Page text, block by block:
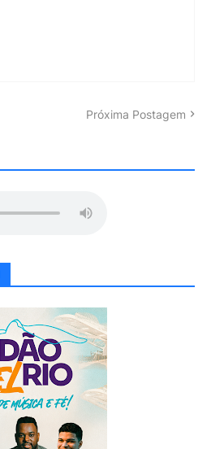
Próxima Postagem